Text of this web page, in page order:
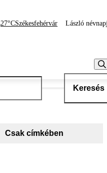
27°CSzékesfehérvár László
Keresés
Csak címkében